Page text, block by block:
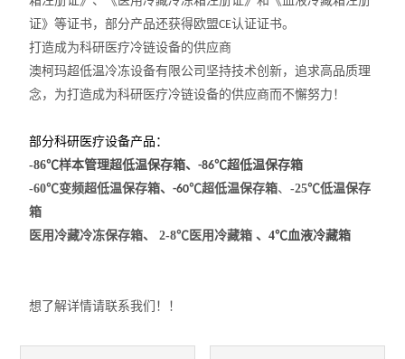
表面/界面性能测定仪
证》等证书，部分产品还获得欧盟CE认证证书。
打造成为科研医疗冷链设备的供应商
澳柯玛超低温冷冻设备有限公司坚持技术创新，追求高品质理
念，为打造成为科研医疗冷链设备的供应商而不懈努力！
部分科研医疗设备产品：
-86℃样本管理超低温保存箱、-86℃超低温保存箱
-60℃变频超低温保存箱、-60℃超低温保存箱、-25℃低温保存
箱
医用冷藏冷冻保存箱、
2-8℃医用冷藏箱 、4℃血液冷藏箱
想了解详情请联系我们！！